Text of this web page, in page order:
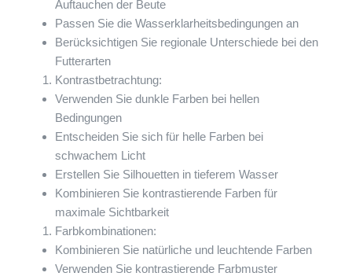
Auftauchen der Beute
Passen Sie die Wasserklarheitsbedingungen an
Berücksichtigen Sie regionale Unterschiede bei den
Futterarten
Kontrastbetrachtung:
Verwenden Sie dunkle Farben bei hellen
Bedingungen
Entscheiden Sie sich für helle Farben bei
schwachem Licht
Erstellen Sie Silhouetten in tieferem Wasser
Kombinieren Sie kontrastierende Farben für
maximale Sichtbarkeit
Farbkombinationen:
Kombinieren Sie natürliche und leuchtende Farben
Verwenden Sie kontrastierende Farbmuster